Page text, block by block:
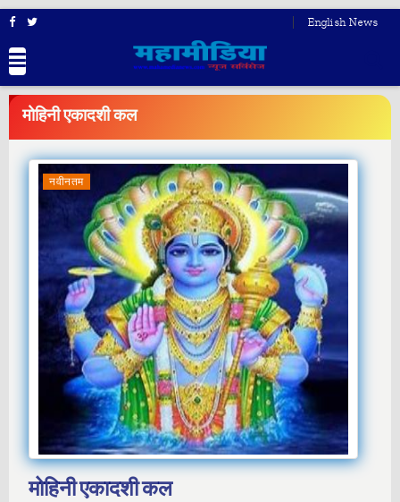
English News
BREAKINGNEWS
मोहिनी एकादशी कल
नवीनतम
मोहिनी एकादशी कल